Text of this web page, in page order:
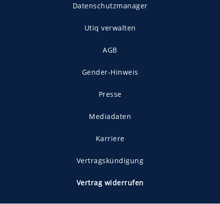
Datenschutzmanager
Utiq verwalten
AGB
Gender-Hinweis
Presse
Mediadaten
Karriere
Vertragskündigung
Vertrag widerrufen